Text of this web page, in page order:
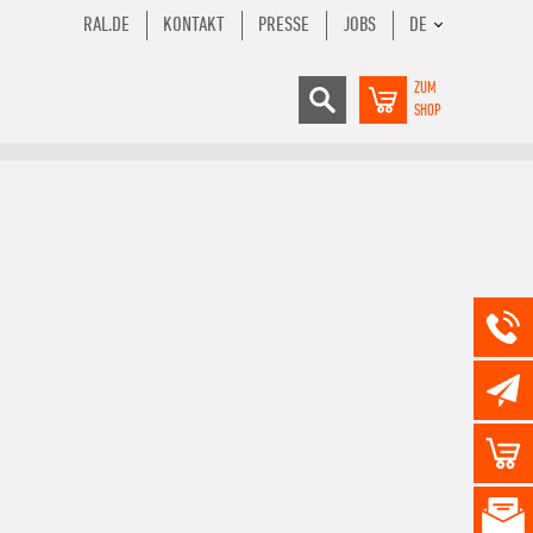
RAL.DE KONTAKT PRESSE JOBS DE
ZUM
SHOP